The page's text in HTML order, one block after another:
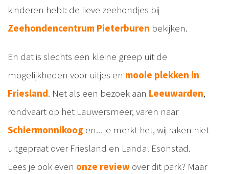
kinderen hebt: de lieve zeehondjes bij
Zeehondencentrum Pieterburen bekijken.
En dat is slechts een kleine greep uit de
mogelijkheden voor uitjes en mooie plekken in
Friesland. Net als een bezoek aan Leeuwarden,
rondvaart op het Lauwersmeer, varen naar
Schiermonnikoog en... je merkt het, wij raken niet
uitgepraat over Friesland en Landal Esonstad.
Lees je ook even onze review over dit park? Maar